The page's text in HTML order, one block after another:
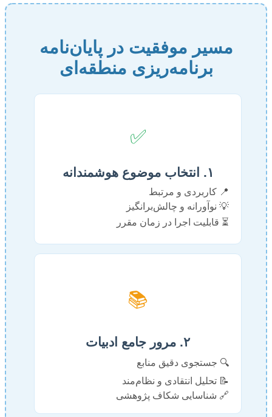
مسیر موفقیت در پایان‌نامه
برنامه‌ریزی منطقه‌ای
✅
۱. انتخاب موضوع هوشمندانه
📍 کاربردی و مرتبط
💡 نوآورانه و چالش‌برانگیز
⏳ قابلیت اجرا در زمان مقرر
📚
۲. مرور جامع ادبیات
🔍 جستجوی دقیق منابع
📝 تحلیل انتقادی و نظام‌مند
🔗 شناسایی شکاف پژوهشی